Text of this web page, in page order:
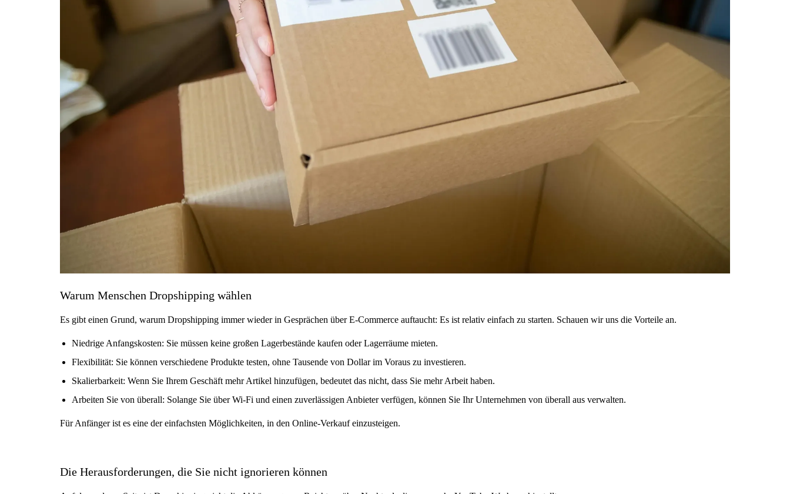
Warum Menschen Dropshipping wählen
Es gibt einen Grund, warum Dropshipping immer wieder in Gesprächen über E-Commerce auftaucht: Es ist relativ einfach zu starten. Schauen wir uns die Vorteile an.
Niedrige Anfangskosten: Sie müssen keine großen Lagerbestände kaufen oder Lagerräume mieten.
Flexibilität: Sie können verschiedene Produkte testen, ohne Tausende von Dollar im Voraus zu investieren.
Skalierbarkeit: Wenn Sie Ihrem Geschäft mehr Artikel hinzufügen, bedeutet das nicht, dass Sie mehr Arbeit haben.
Arbeiten Sie von überall: Solange Sie über Wi-Fi und einen zuverlässigen Anbieter verfügen, können Sie Ihr Unternehmen von überall aus verwalten.
Für Anfänger ist es eine der einfachsten Möglichkeiten, in den Online-Verkauf einzusteigen.
Die Herausforderungen, die Sie nicht ignorieren können